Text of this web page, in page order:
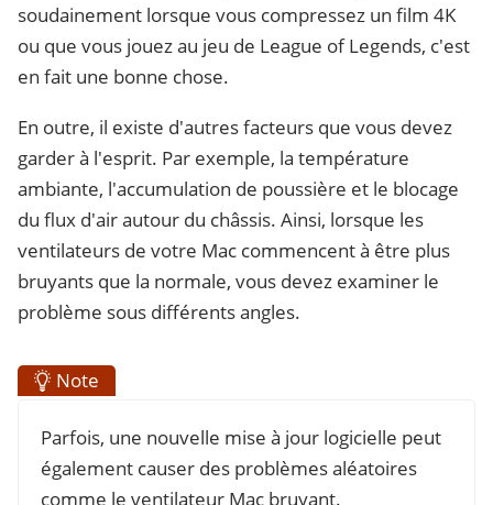
soudainement lorsque vous compressez un film 4K
ou que vous jouez au jeu de League of Legends, c'est
en fait une bonne chose.
En outre, il existe d'autres facteurs que vous devez
garder à l'esprit. Par exemple, la température
ambiante, l'accumulation de poussière et le blocage
du flux d'air autour du châssis. Ainsi, lorsque les
ventilateurs de votre Mac commencent à être plus
bruyants que la normale, vous devez examiner le
problème sous différents angles.
Note
Parfois, une nouvelle mise à jour logicielle peut
également causer des problèmes aléatoires
comme le ventilateur Mac bruyant.